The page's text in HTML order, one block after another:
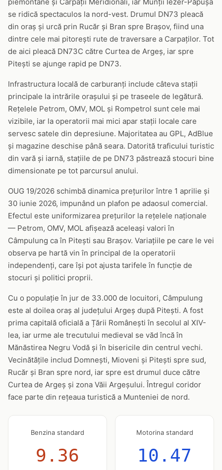
se ridică spectaculos la nord-vest. Drumul DN73 pleacă
din oraș și urcă prin Rucăr și Bran spre Brașov, fiind una
dintre cele mai pitorești rute de traversare a Carpaților. Tot
de aici pleacă DN73C către Curtea de Argeș, iar spre
Pitești se ajunge rapid pe DN73.
Infrastructura locală de carburanți include câteva stații
principale la intrările orașului și pe traseele de legătură.
Rețelele Petrom, OMV, MOL și Rompetrol sunt cele mai
vizibile, iar la operatorii mai mici apar stații locale care
servesc satele din depresiune. Majoritatea au GPL, AdBlue
și magazine deschise până seara. Datorită traficului turistic
din vară și iarnă, stațiile de pe DN73 păstrează stocuri bine
dimensionate pe tot parcursul anului.
OUG 19/2026 schimbă dinamica prețurilor între 1 aprilie și
30 iunie 2026, impunând un plafon pe adaosul comercial.
Efectul este uniformizarea prețurilor la rețelele naționale
— Petrom, OMV, MOL afișează aceleași valori în
Câmpulung ca în Pitești sau Brașov. Variațiile pe care le vei
observa pe hartă vin în principal de la operatorii
independenți, care își pot ajusta tarifele în funcție de
stocuri și politici proprii.
Cu o populație în jur de 33.000 de locuitori, Câmpulung
este al doilea oraș al județului Argeș după Pitești. A fost
prima capitală oficială a Țării Românești în secolul al XIV-
lea, iar urme ale trecutului medieval se văd încă în
Mănăstirea Negru Vodă și în bisericile din centrul vechi.
Vecinătățile includ Domnești, Mioveni și Pitești spre sud,
Rucăr și Bran spre nord, iar spre est drumul duce către
Curtea de Argeș și zona Văii Argeșului. Întregul coridor
face parte din rețeaua turistică a Munteniei de nord.
Benzina standard
9.36
Motorina standard
10.47